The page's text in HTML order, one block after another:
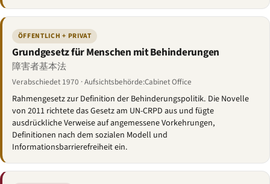
ÖFFENTLICH + PRIVAT
Grundgesetz für Menschen mit Behinderungen
障害者基本法
Verabschiedet 1970 · Aufsichtsbehörde:Cabinet Office
Rahmengesetz zur Definition der Behinderungspolitik. Die Novelle
von 2011 richtete das Gesetz am UN-CRPD aus und fügte
ausdrückliche Verweise auf angemessene Vorkehrungen,
Definitionen nach dem sozialen Modell und
Informationsbarrierefreiheit ein.